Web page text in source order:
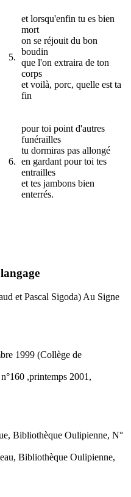
5.
et lorsqu'enfin tu es bien
mort
on se réjouit du bon
boudin
que l'on extraira de ton
corps
et voilà, porc, quelle est ta
fin
6.
pour toi point d'autres
funérailles
tu dormiras pas allongé
en gardant pour toi tes
entrailles
et tes jambons bien
enterrés.
et Pascal Sigoda) Au Signe
1999 (Collège de
,printemps 2001,
Bibliothèque Oulipienne, N°
Bibliothèque Oulipienne,